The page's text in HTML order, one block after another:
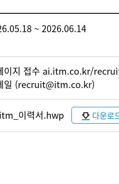
~ 2026.06.14
이지 접수 ai.itm.co.kr/
일 (recruit@itm.co.kr)
itm_이력서.hwp 다운로